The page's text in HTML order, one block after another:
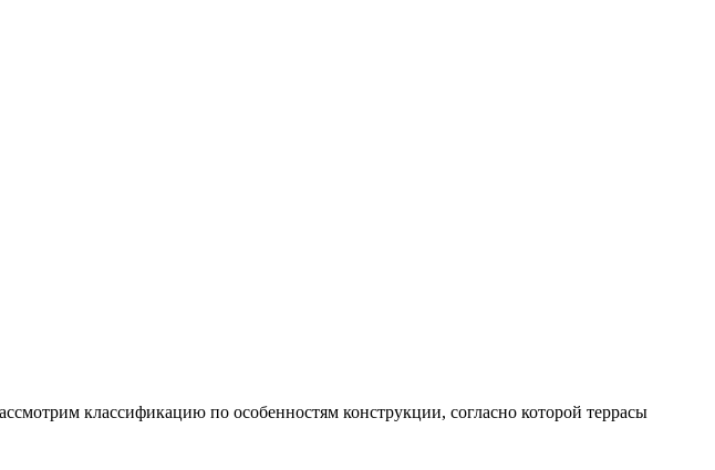
классификацию по особенностям конструкции, согласно которой террасы